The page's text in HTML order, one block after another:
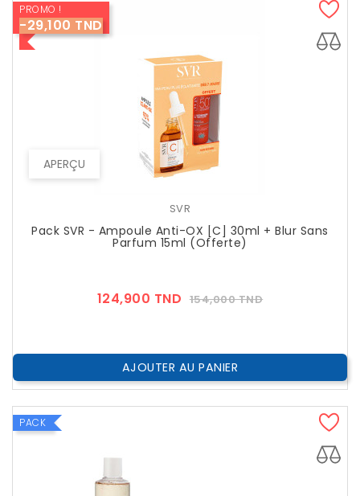
APERÇU
PROMO !
-29,100 TND
SVR
Pack SVR - Ampoule Anti-OX [C] 30ml + Blur Sans
Parfum 15ml (offerte)
124,900 TND Prix
154,000 TNDPrix
AJOUTER AU PANIER
PACK